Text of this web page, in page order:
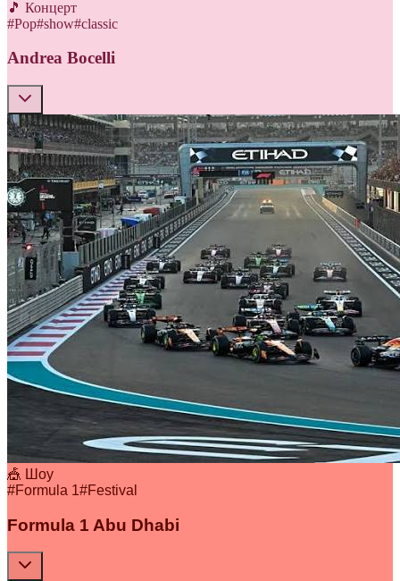
🎵 Концерт
#Pop#show#classic
Andrea Bocelli
🎪 Шоу
#Formula 1#Festival
Formula 1 Abu Dhabi